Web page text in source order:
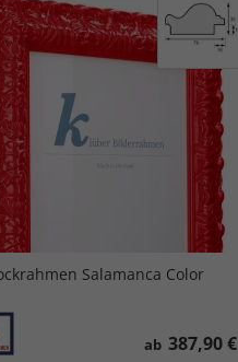
Salamanca Color
ab 387,90 €